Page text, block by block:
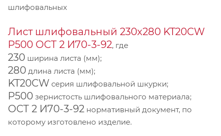
шлифовальных
Лист шлифовальный 230х280 KT20CW
P500 ОСТ 2 И70-3-92, где
230 ширина листа (мм);
280 длина листа (мм);
KT20CW серия шлифовальной шкурки;
P500 зернистость шлифовального материала;
ОСТ 2 И70-3-92 нормативный документ, по
которому изготовлено изделие.